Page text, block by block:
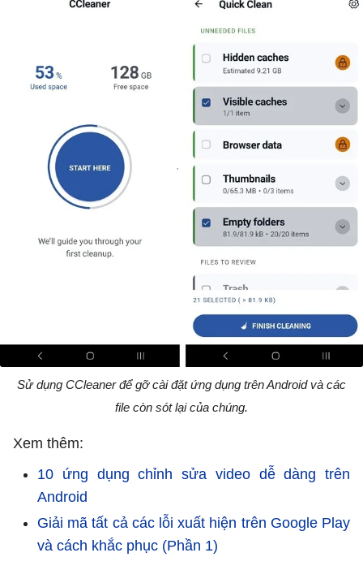
Sử dụng CCleaner để gỡ cài đặt ứng dụng trên Android và các
file còn sót lại của chúng.
Xem thêm:
10 ứng dụng chỉnh sửa video dễ dàng trên
Android
Giải mã tất cả các lỗi xuất hiện trên Google Play
và cách khắc phục (Phần 1)